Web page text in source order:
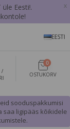
üle Eesti!.
x
EESTI
/
0
OSTUKORV
sooduspakkumisi
ligipääs kõikidele